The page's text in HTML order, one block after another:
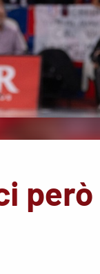
però